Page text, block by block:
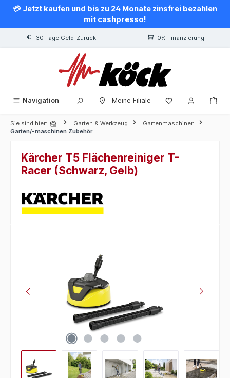
springen
💳 Jetzt kaufen und bis zu 24 Monate zinsfrei bezahlen
mit cashpresso!
30 Tage Geld-Zurück 0% Finanzierung
Navigation Meine Filiale
Sie sind hier: Garten & Werkzeug
Gartenmaschinen
Garten/-maschinen Zubehör
Kärcher T5 Flächenreiniger T-
Racer (Schwarz, Gelb)